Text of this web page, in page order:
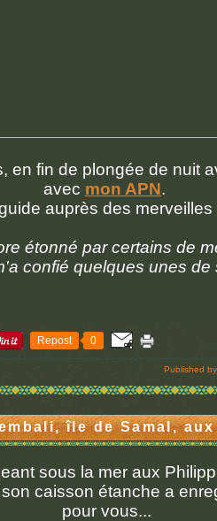
en fin de plongée de nuit
avec mon APN.
auprès des merveilles
étonné par certains de
confié quelques unes de
Repost 0
Published
île de Samal,
sous la mer aux
caisson étanche a
pour vous...